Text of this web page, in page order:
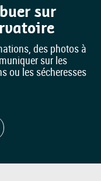
sur
des photos à
sur les
ou les sécheresses